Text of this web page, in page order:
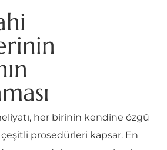
her birinin kendine özgü
prosedürleri kapsar. En